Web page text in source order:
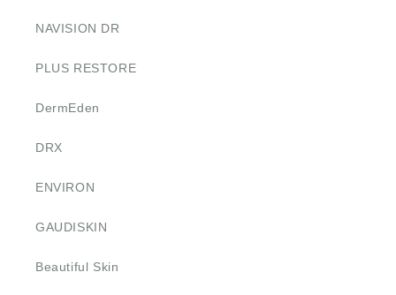
NAVISION DR
PLUS RESTORE
DermEden
DRX
ENVIRON
GAUDISKIN
Beautiful Skin